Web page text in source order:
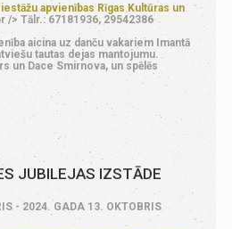
apvienības Rīgas Kultūras un
/> Tālr.: 67181936, 29542386
aicina uz danču vakariem Imantā
tautas dejas mantojumu.
un Dace Smirnova, un spēlēs
JUBILEJAS IZSTĀDE
- 2024. GADA 13. OKTOBRIS